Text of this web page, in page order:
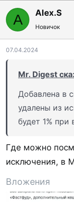
к
и
и
:
A Alex.S
Новичок
07.04.2024
Mr. Digest
Добавлена в
удалены из
будет 1% при
Где можно
исключения, в
Вложения